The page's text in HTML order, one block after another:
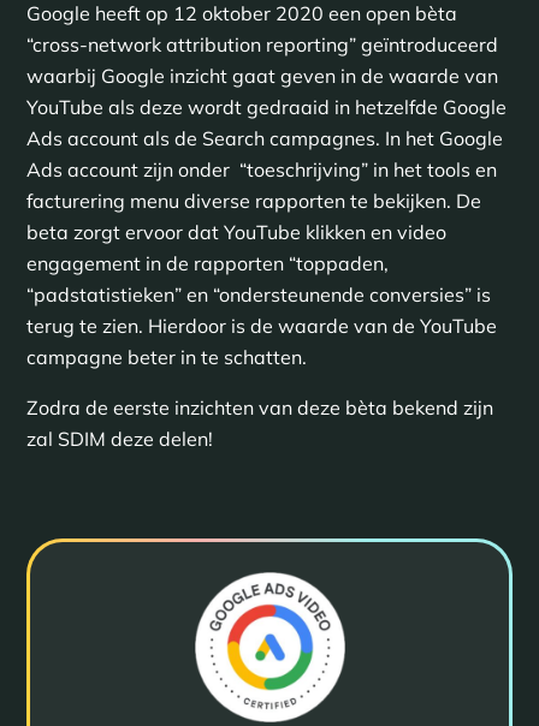
Google heeft op 12 oktober 2020 een open bèta
“cross-network attribution reporting” geïntroduceerd
waarbij Google inzicht gaat geven in de waarde van
YouTube als deze wordt gedraaid in hetzelfde Google
Ads account als de Search campagnes. In het Google
Ads account zijn onder “toeschrijving” in het tools en
facturering menu diverse rapporten te bekijken. De
beta zorgt ervoor dat YouTube klikken en video
engagement in de rapporten “toppaden,
“padstatistieken” en “ondersteunende conversies” is
terug te zien. Hierdoor is de waarde van de YouTube
campagne beter in te schatten.
Zodra de eerste inzichten van deze bèta bekend zijn
zal SDIM deze delen!